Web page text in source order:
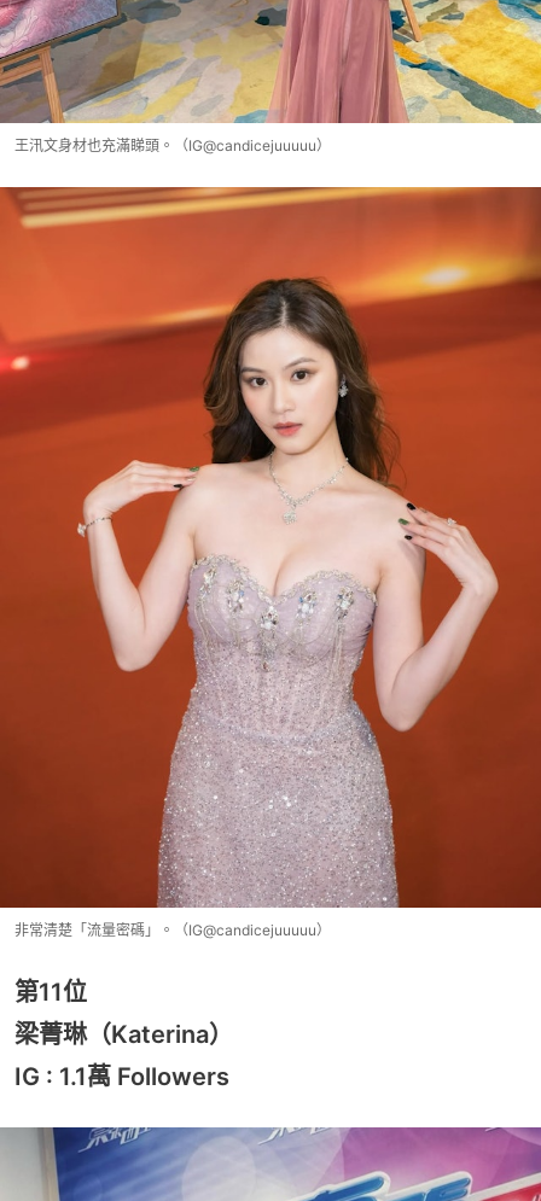
王汛文身材也充滿睇頭。（IG@candicejuuuuu）
非常清楚「流量密碼」。（IG@candicejuuuuu）
第11位
梁菁琳（Katerina）
IG : 1.1萬 Followers